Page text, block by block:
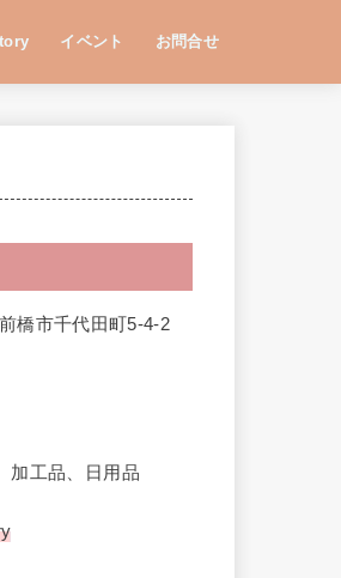
イベント お問合せ
橋市千代田町5-4-2
加工品、日用品